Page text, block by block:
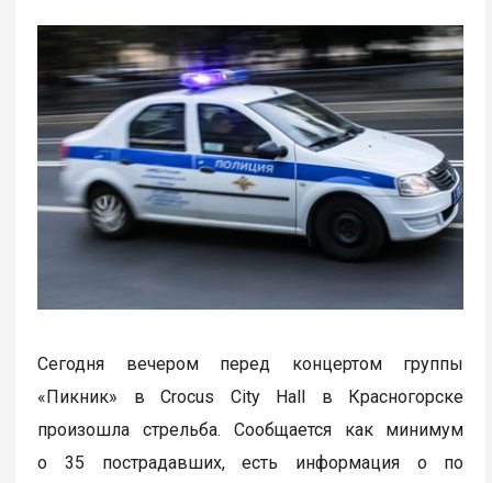
Сегодня вечером перед концертом группы
«Пикник» в Crocus City Hall в Красногорске
произошла стрельба. Сообщается как минимум
о 35 пострадавших, есть информация о по